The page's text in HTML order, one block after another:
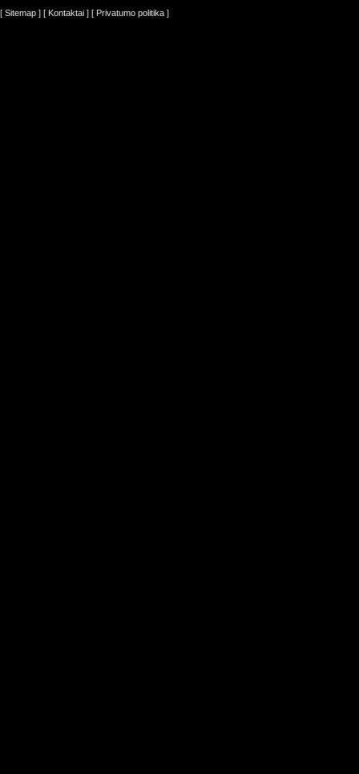
[ Sitemap ] [ Kontaktai ] [ Privatumo politika ]